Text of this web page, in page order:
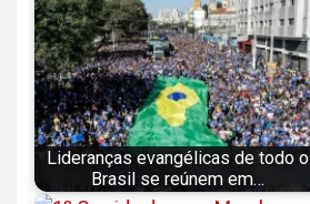
Lideranças evangélicas de todo o
Brasil se reúnem em…